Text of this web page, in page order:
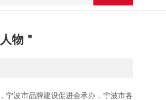
物＂
波市品牌建设促进会承办，宁波市各